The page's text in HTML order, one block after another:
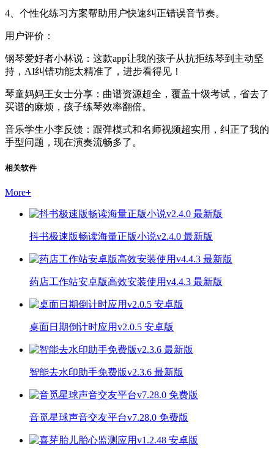
4、个性化练习方案帮助用户快速纠正错误音节奏。
用户评价：
钢琴爱好者小林说：这款app让我的孩子从抗拒练琴到主动坚
持，AI纠错功能太精准了，进步看得见！
琴童妈妈王女士分享：曲谱资源超全，覆盖十级考试，省去了
买谱的麻烦，孩子练琴效率翻倍。
音乐学生小李反馈：跟弹模式和名师视频超实用，纠正了我的
手型问题，现在演奏流畅多了。
相关软件
More+
抖书极速版畅读海量正版小说v2.4.0 最新版
药店工作站安卓版高效安装使用v4.4.3 最新版
桌面日期倒计时应用v2.0.5 安卓版
智能去水印助手免费版v2.3.6 最新版
音觅星球声音交友平台v7.28.0 免费版